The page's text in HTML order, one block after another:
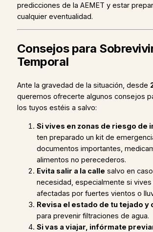
predicciones de la AEMET y estar
cualquier eventualidad.
Consejos para
Temporal
Ante la gravedad de la situación, desde
queremos ofrecerte algunos consejos
los tuyos estéis a salvo:
Si vives en zonas de riesgo de
ten preparado un kit de
documentos importantes,
alimentos no perecederos.
Evita salir a la calle salvo en
necesidad, especialmente si vives
afectadas por fuertes vientos o
Revisa el estado de tu tejado y
para prevenir filtraciones de agua.
Si vas a viajar, infórmate